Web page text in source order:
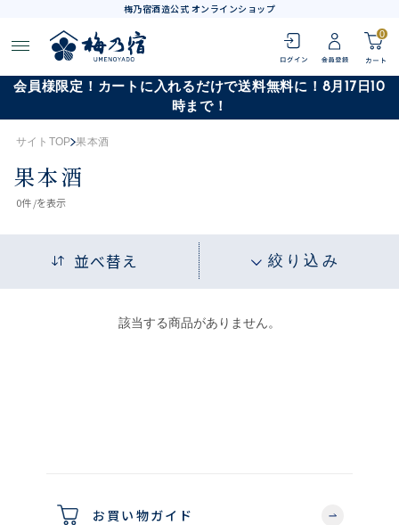
梅乃宿酒造公式 オンラインショップ
0
会員様限定！カートに入れるだけで送料無料に！8月17日10
時まで！
サイトTOP 果本酒
果本酒
0件 /を表示
並べ替え 絞り込み
該当する商品がありません。
お買い物ガイド